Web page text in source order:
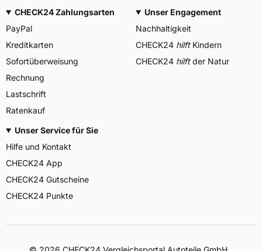
CHECK24 Zahlungsarten
PayPal
Kreditkarten
Sofortüberweisung
Rechnung
Lastschrift
Ratenkauf
Unser Engagement
Nachhaltigkeit
CHECK24 hilftKindern
CHECK24 hilftder Natur
Unser Service für Sie
Hilfe und Kontakt
CHECK24 App
CHECK24 Gutscheine
CHECK24 Punkte